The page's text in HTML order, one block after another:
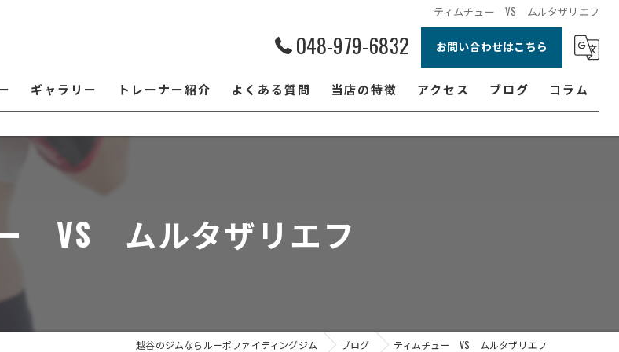
ティムチュー VS ムルタザリエフ
048-979-6832 お問い合わせはこちら
ギャラリー トレーナー紹介 よくある質問 当店の特徴
ボクシング
フィットネス
アクセス ブログ コラム
VS ムルタザリエフ
越谷のジムならルーポファイティングジム ブログ ティムチュー VS ムルタザリエフ